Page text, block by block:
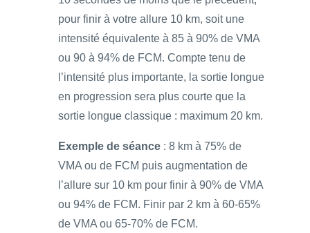
pour finir à votre allure 10 km, soit une
intensité équivalente à 85 à 90% de VMA
ou 90 à 94% de FCM. Compte tenu de
l’intensité plus importante, la sortie longue
en progression sera plus courte que la
sortie longue classique : maximum 20 km.
Exemple de séance : 8 km à 75% de
VMA ou de FCM puis augmentation de
l’allure sur 10 km pour finir à 90% de VMA
ou 94% de FCM. Finir par 2 km à 60-65%
de VMA ou 65-70% de FCM.